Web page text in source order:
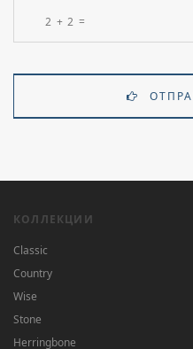
КОЛЛЕКЦИИ
Classic
Country
Wise
Stone
Herringbone